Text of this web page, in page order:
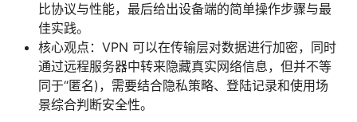
比协议与性能，最后给出设备端的简单操作步骤与最
佳实践。
核心观点：VPN 可以在传输层对数据进行加密，同时
通过远程服务器中转来隐藏真实网络信息，但并不等
同于“匿名)，需要结合隐私策略、登陆记录和使用场
景综合判断安全性。